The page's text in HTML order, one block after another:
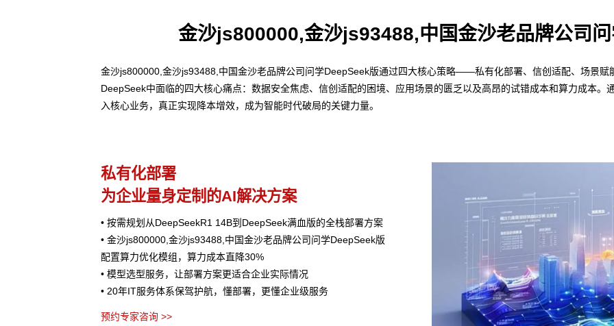
金沙js800000,金沙js93488,中国金沙老品牌公司
金沙js800000,金沙js93488,中国金沙老品牌公司问学DeepSeek版通过四大核心策略——私有化部署、信创适配、场景赋
DeepSeek中面临的四大核心痛点：数据安全焦虑、信创适配的困境、应用场景的匮乏以及高昂的试错成本和算力成本。
入核心业务，真正实现降本增效，成为智能时代破局的关键力量。
私有化部署
为企业量身定制的AI解决方案
• 按需规划从DeepSeekR1 14B到DeepSeek满血版的全栈部署方案
• 金沙js800000,金沙js93488,中国金沙老品牌公司问学DeepSeek版
配置算力优化模组，算力成本直降30%
• 模型选型服务，让部署方案更适合企业实际情况
• 20年IT服务体系保驾护航，懂部署，更懂企业级服务
预约专家咨询 >>